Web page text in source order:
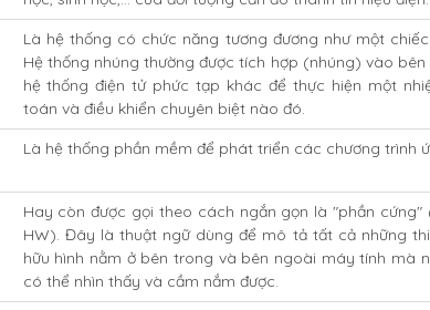
Là hệ thống có chức năng tương đương như một
Hệ thống nhúng thường được tích hợp (nhúng) vào
hệ thống điện tử phức tạp khác để thực hiện một
toán và điều khiển chuyên biệt nào đó.
Là hệ thống phần mềm để phát triển các chương trình
Hay còn được gọi theo cách ngắn gọn là "phần cứng"
HW). Đây là thuật ngữ dùng để mô tả tất cả những
hữu hình nằm ở bên trong và bên ngoài máy tính mà
có thể nhìn thấy và cầm nắm được.